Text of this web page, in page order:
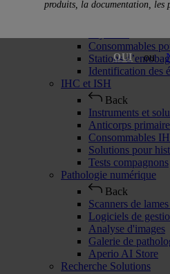
produits, la documentation, les
OUI ou
Colorateur de
Consommables
Stations
Identification des
IHC et ISH
Back
Instruments et
Anticorps
Consommables
Solutions pour
Tests compagnons
Pathologie numérique
Back
Scanners de
Logiciels de
Analyse d'images
Galerie de
Aperio AI Store
Recherche Solutions